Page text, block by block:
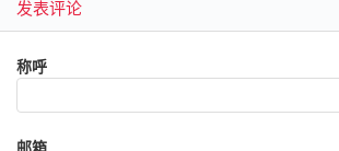
发表评论
称呼
邮箱